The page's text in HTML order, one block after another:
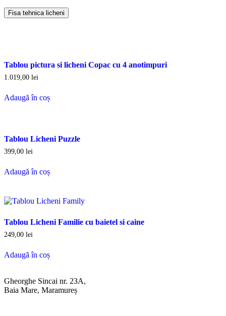
Fisa tehnica licheni
Tablou pictura si licheni Copac cu 4 anotimpuri
1.019,00 lei
Adaugă în coș
Tablou Licheni Puzzle
399,00 lei
Adaugă în coș
Tablou Licheni Familie cu baietel si caine
249,00 lei
Adaugă în coș
Gheorghe Sincai nr. 23A,
Baia Mare, Maramureș